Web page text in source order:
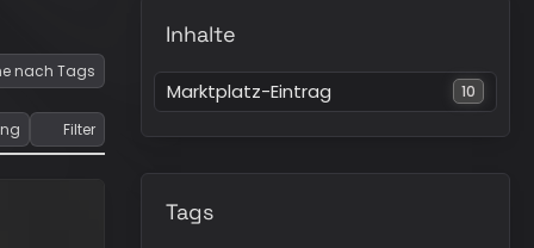
nach Tags
Filter
Inhalte
Marktplatz-Eintrag 10
Tags